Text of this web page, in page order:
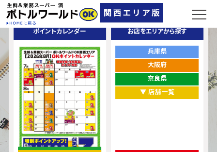
ポイントカレンダー お店をエリアから探す
兵庫県
大阪府
奈良県
▼ 店舗一覧